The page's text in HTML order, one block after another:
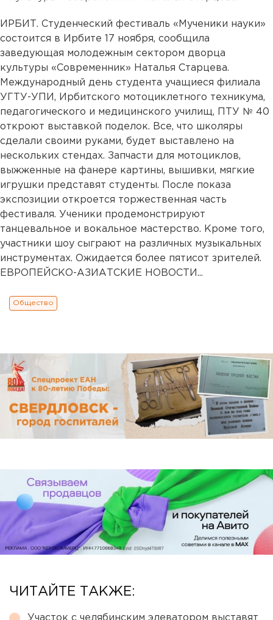
ИРБИТ. Студенческий фестиваль «Мученики науки»
состоится в Ирбите 17 ноября, сообщила
заведующая молодежным сектором дворца
культуры «Современник» Наталья Старцева.
Международный день студента учащиеся филиала
УГТУ-УПИ, Ирбитского мотоциклетного техникума,
педагогического и медицинского училищ, ПТУ № 40
откроют выставкой поделок. Все, что школяры
сделали своими руками, будет выставлено на
нескольких стендах. Запчасти для мотоциклов,
выжженные на фанере картины, вышивки, мягкие
игрушки представят студенты. После показа
экспозиции откроется торжественная часть
фестиваля. Ученики продемонстрируют
танцевальное и вокальное мастерство. Кроме того,
участники шоу сыграют на различных музыкальных
инструментах. Ожидается более пятисот зрителей.
ЕВРОПЕЙСКО-АЗИАТСКИЕ НОВОСТИ...
Общество
ЧИТАЙТЕ ТАКЖЕ:
Участок с челябинским элеватором выставят